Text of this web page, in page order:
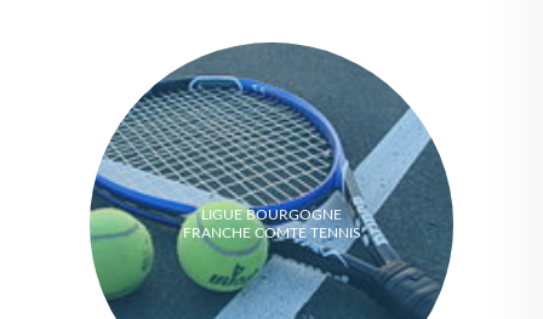
LIGUE BOURGOGNE
FRANCHE COMTE TENNIS